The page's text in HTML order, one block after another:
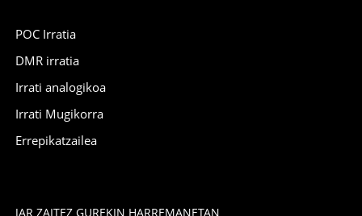
POC Irratia
DMR irratia
Irrati analogikoa
Irrati Mugikorra
Errepikatzailea
JAR ZAITEZ GUREKIN HARREMANETAN